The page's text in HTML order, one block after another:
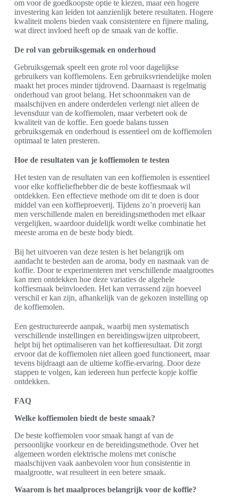
om voor de goedkoopste optie te kiezen, maar een hogere
investering kan leiden tot aanzienlijk betere resultaten. Hogere
kwaliteit molens bieden vaak consistentere en fijnere maling,
wat direct invloed heeft op de smaak van de koffie.
De rol van gebruiksgemak en onderhoud
Gebruiksgemak speelt een grote rol voor dagelijkse
gebruikers van koffiemolens. Een gebruiksvriendelijke molen
maakt het proces minder tijdrovend. Daarnaast is regelmatig
onderhoud van groot belang. Het schoonmaken van de
maalschijven en andere onderdelen verlengt niet alleen de
levensduur van de koffiemolen, maar verbetert ook de
kwaliteit van de koffie. Een goede balans tussen
gebruiksgemak en onderhoud is essentieel om de koffiemolen
optimaal te laten presteren.
Hoe de resultaten van je koffiemolen te testen
Het testen van de resultaten van een koffiemolen is essentieel
voor elke koffieliefhebber die de beste koffiesmaak wil
ontdekken. Een effectieve methode om dit te doen is door
middel van een koffieproeverij. Tijdens zo’n proeverij kan
men verschillende malen en bereidingsmethoden met elkaar
vergelijken, waardoor duidelijk wordt welke combinatie het
meeste aroma en de beste body biedt.
Bij het uitvoeren van deze testen is het belangrijk om
aandacht te besteden aan de aroma, body en nasmaak van de
koffie. Door te experimenteren met verschillende maalgroottes
kan men ontdekken hoe deze variaties de algehele
koffiesmaak beïnvloeden. Het kan verrassend zijn hoeveel
verschil er kan zijn, afhankelijk van de gekozen instelling op
de koffiemolen.
Een gestructureerde aanpak, waarbij men systematisch
verschillende instellingen en bereidingswijzen uitprobeert,
helpt bij het optimaliseren van het koffieresultaat. Dit zorgt
ervoor dat de koffiemolen niet alleen goed functioneert, maar
tevens bijdraagt aan de ultieme koffie-ervaring. Door deze
stappen te volgen, kan iedereen hun perfecte kopje koffie
ontdekken.
FAQ
Welke koffiemolen biedt de beste smaak?
De beste koffiemolen voor smaak hangt af van de
persoonlijke voorkeur en de bereidingsmethode. Over het
algemeen worden elektrische molens met conische
maalschijven vaak aanbevolen voor hun consistentie in
maalgrootte, wat resulteert in een betere smaak.
Waarom is het maalproces belangrijk voor de koffie?